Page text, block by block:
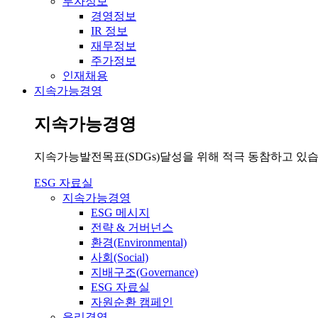
경영정보
IR 정보
재무정보
주가정보
인재채용
지속가능경영
지속가능경영
지속가능발전목표(SDGs)달성을 위해 적극 동참하고 있
ESG 자료실
지속가능경영
ESG 메시지
전략 & 거버넌스
환경(Environmental)
사회(Social)
지배구조(Governance)
ESG 자료실
자원순환 캠페인